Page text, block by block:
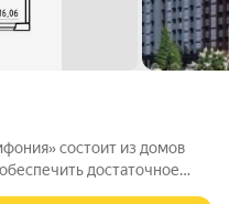
состоит из домов
достаточное